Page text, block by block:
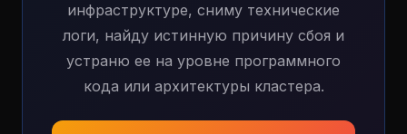
инфраструктуре, сниму технические
логи, найду истинную причину сбоя и
устраню ее на уровне программного
кода или архитектуры кластера.